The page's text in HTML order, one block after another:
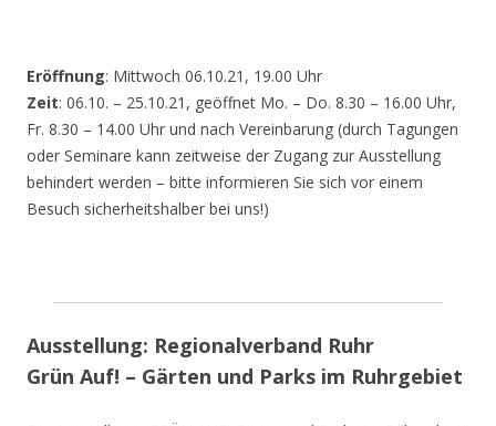
Eröffnung: Mittwoch 06.10.21, 19.00 Uhr
Zeit: 06.10. – 25.10.21, geöffnet Mo. – Do. 8.30 – 16.00 Uhr,
Fr. 8.30 – 14.00 Uhr und nach Vereinbarung (durch Tagungen
oder Seminare kann zeitweise der Zugang zur Ausstellung
behindert werden – bitte informieren Sie sich vor einem
Besuch sicherheitshalber bei uns!)
Ausstellung: Regionalverband Ruhr
Grün Auf! – Gärten und Parks im Ruhrgebiet